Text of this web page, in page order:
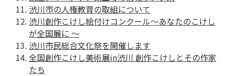
渋川市の人権教育の取組について
渋川創作こけし絵付けコンクール～あなたのこけし
が全国展に ～
渋川市民総合文化祭を開催します
全国創作こけし美術展in渋川 創作こけしとその作家
たち